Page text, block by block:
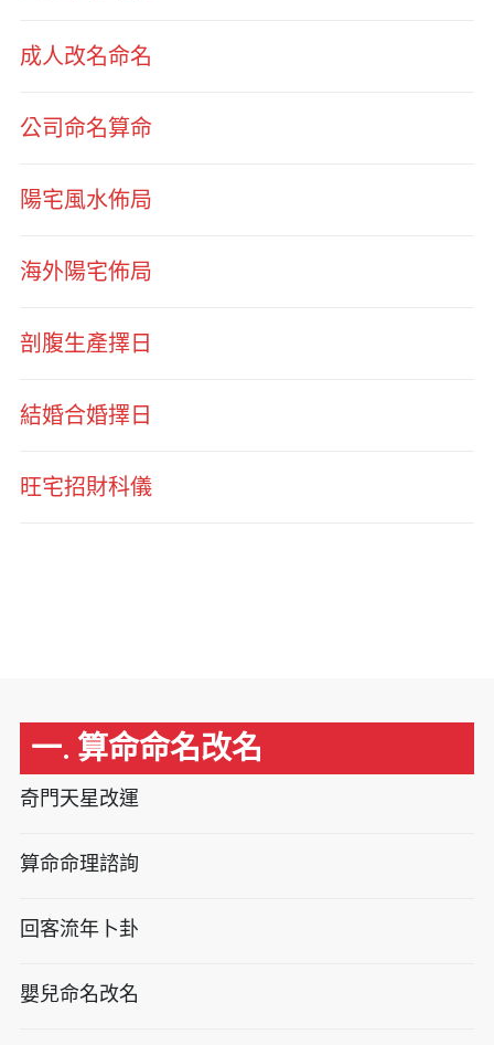
成人改名命名
公司命名算命
陽宅風水佈局
海外陽宅佈局
剖腹生產擇日
結婚合婚擇日
旺宅招財科儀
一. 算命命名改名
奇門天星改運
算命命理諮詢
回客流年卜卦
嬰兒命名改名